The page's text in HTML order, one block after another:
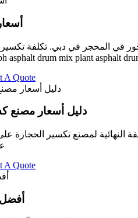
A Quote
دليل أسعار مصنع
على نطاق واسع، وتتراوح عادةً من 10,000 دولار إلى 2,000,000 دولار
A Quote